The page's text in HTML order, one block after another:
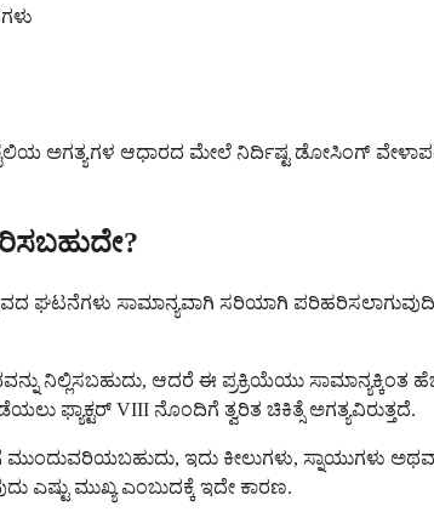
ಅಗತ್ಯಗಳ ಆಧಾರದ ಮೇಲೆ ನಿರ್ದಿಷ್ಟ ಡೋಸಿಂಗ್
ಘಟನೆಗಳು ಸಾಮಾನ್ಯವಾಗಿ ಸರಿಯಾಗಿ
ನಿಲ್ಲಿಸಬಹುದು, ಆದರೆ ಈ ಪ್ರಕ್ರಿಯೆಯು ಸಾಮಾನ್ಯಕ್ಕಿಂತ
ಫ್ಯಾಕ್ಟರ್ VIII ನೊಂದಿಗೆ ತ್ವರಿತ ಚಿಕಿತ್ಸೆ ಅಗತ್ಯವಿರುತ್ತದೆ.
ಇದು ಕೀಲುಗಳು, ಸ್ನಾಯುಗಳು
ಎಷ್ಟು ಮುಖ್ಯ ಎಂಬುದಕ್ಕೆ ಇದೇ ಕಾರಣ.